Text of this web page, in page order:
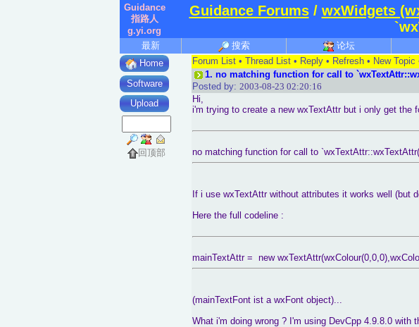
Guidance
指路人
g.yi.org
Guidance Forums/ wxWidgets
最新 搜索 论坛
Home
Software
Upload
回顶部
Forum List• Thread List• Reply• Refresh• New Topic
1. no matching function for call to
Posted by: 2003-08-23 02:20:16
Hi,
i'm trying to create a new wxTextAttr but i only get the
no matching function for call to `wxTextAttr::wxTextAttr(
If i use wxTextAttr without attributes it works well (but
Here the full codeline :
mainTextAttr = new
(mainTextFont ist a wxFont object)...
What i'm doing wrong ? I'm using DevCpp 4.9.8.0 with